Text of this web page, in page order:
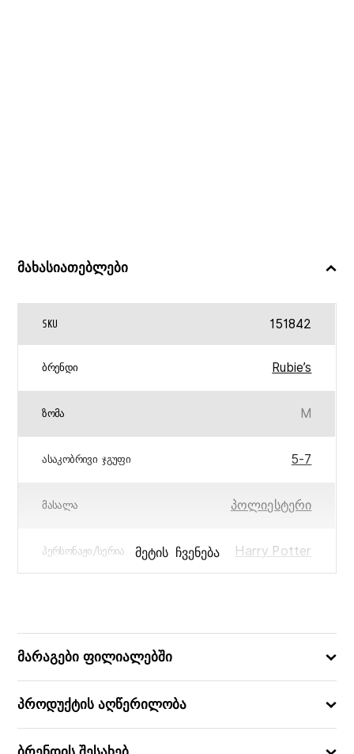
მახასიათებლები
SKU 151842
ᲑᲠᲔᲜᲓᲘ Rubie’s
ᲖᲝᲛᲐ M
ᲐᲡᲐᲙᲝᲑᲠᲘᲕᲘ ᲯᲒᲣᲤᲘ 5-7
ᲛᲐᲡᲐᲚᲐ პოლიესტერი
ᲞᲔᲠᲡᲝᲜᲐᲟᲘ/ᲡᲔᲠᲘᲐ Harry Potter
ᲛᲔᲢᲘᲡ ᲩᲕᲔᲜᲔᲑᲐ
მარაგები ფილიალებში
პროდუქტის აღწერილობა